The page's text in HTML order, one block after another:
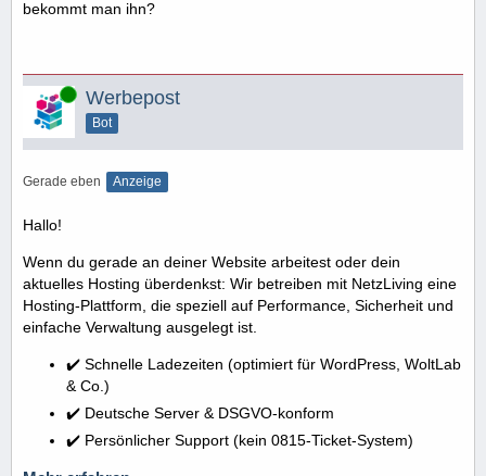
bekommt man ihn?
Online Werbepost
Bot
Gerade eben Anzeige
Hallo!
Wenn du gerade an deiner Website arbeitest oder dein
aktuelles Hosting überdenkst: Wir betreiben mit NetzLiving eine
Hosting-Plattform, die speziell auf Performance, Sicherheit und
einfache Verwaltung ausgelegt ist.
✔️ Schnelle Ladezeiten (optimiert für WordPress, WoltLab
& Co.)
✔️ Deutsche Server & DSGVO-konform
✔️ Persönlicher Support (kein 0815-Ticket-System)